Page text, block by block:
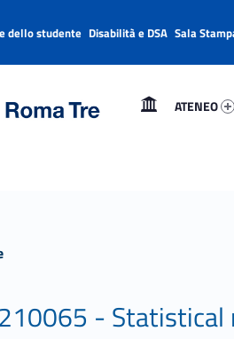
ATENEO
dello studente Disabilità e DSA Sala
- Statistical